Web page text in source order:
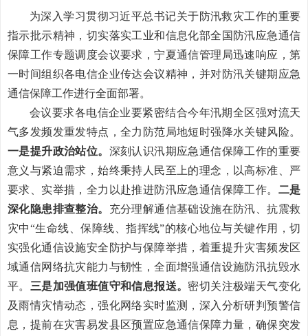
为深入学习贯彻习近平总书记关于防汛救灾工作的重要
指示批示精神，切实落实工业和信息化部全国防汛应急通信
保障工作专题调度会议要求，宁夏通信管理局迅速响应，第
一时间组织各电信企业传达会议精神，并对防汛关键期应急
通信保障工作进行全面部署。
会议要求各电信企业要紧密结合今年汛期全区强对流天
气多发频发重发特点，全力防范局地短时强降水关键风险。
一是提升政治站位。 深刻认识汛期应急通信保障工作的重要
意义与紧迫需求，始终秉持人民至上的理念，以高标准、严
要求、实举措，全力以赴推进防汛应急通信保障工作。 二是
深化隐患排查整治。 充分理解通信基础设施在防汛、抗震救
灾中“生命线、保障线、指挥线”的核心地位与关键作用，切
实强化通信设施安全防护与保障举措， 着重提升灾害频发区
域通信网络抗灾能力与韧性，全面增强通信设施防汛抗毁水
平。 三是加强值班值守和信息报送。 密切关注极端天气变化
及雨情灾情动态，强化网络实时监测，深入分析研判预警信
息，提前在灾害易发县区预置应急通信保障力量，确保突发